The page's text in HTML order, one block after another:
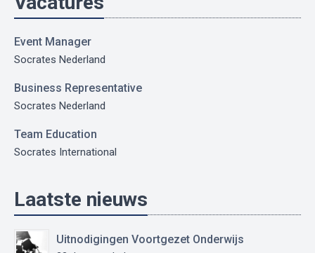
Event Manager
Socrates Nederland
Business Representative
Socrates Nederland
Team Education
Socrates International
Laatste nieuws
Uitnodigingen Voortgezet Onderwijs